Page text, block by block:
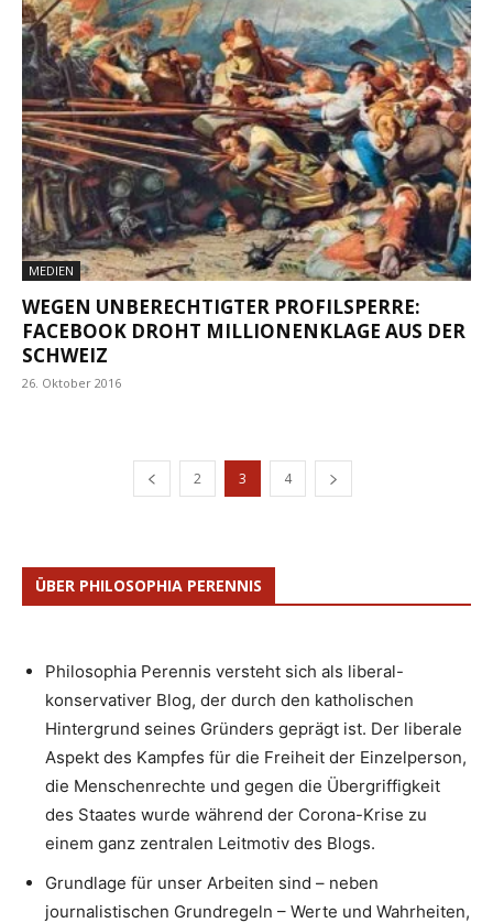
MEDIEN
WEGEN UNBERECHTIGTER PROFILSPERRE:
FACEBOOK DROHT MILLIONENKLAGE AUS DER
SCHWEIZ
26. Oktober 2016
2 3 4
ÜBER PHILOSOPHIA PERENNIS
Philosophia Perennis versteht sich als liberal-
konservativer Blog, der durch den katholischen
Hintergrund seines Gründers geprägt ist. Der liberale
Aspekt des Kampfes für die Freiheit der Einzelperson,
die Menschenrechte und gegen die Übergriffigkeit
des Staates wurde während der Corona-Krise zu
einem ganz zentralen Leitmotiv des Blogs.
Grundlage für unser Arbeiten sind – neben
journalistischen Grundregeln – Werte und Wahrheiten,